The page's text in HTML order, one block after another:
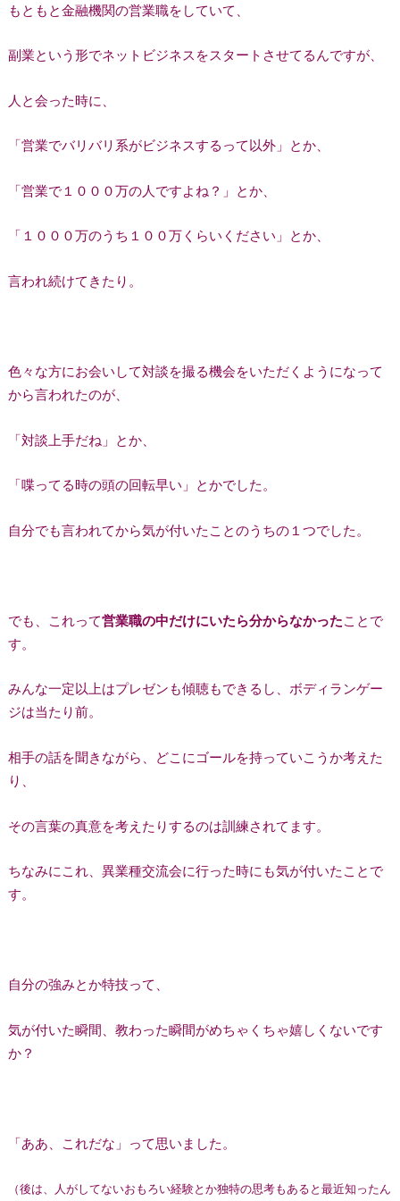
もともと金融機関の営業職をしていて、
副業という形でネットビジネスをスタートさせてるんですが、
人と会った時に、
「営業でバリバリ系がビジネスするって以外」とか、
「営業で１０００万の人ですよね？」とか、
「１０００万のうち１００万くらいください」とか、
言われ続けてきたり。
色々な方にお会いして対談を撮る機会をいただくようになって
から言われたのが、
「対談上手だね」とか、
「喋ってる時の頭の回転早い」とかでした。
自分でも言われてから気が付いたことのうちの１つでした。
でも、これって営業職の中だけにいたら分からなかったことで
す。
みんな一定以上はプレゼンも傾聴もできるし、ボディランゲー
ジは当たり前。
相手の話を聞きながら、どこにゴールを持っていこうか考えた
り、
その言葉の真意を考えたりするのは訓練されてます。
ちなみにこれ、異業種交流会に行った時にも気が付いたことで
す。
自分の強みとか特技って、
気が付いた瞬間、教わった瞬間がめちゃくちゃ嬉しくないです
か？
「ああ、これだな」って思いました。
（後は、人がしてないおもろい経験とか独特の思考もあると最近知ったん